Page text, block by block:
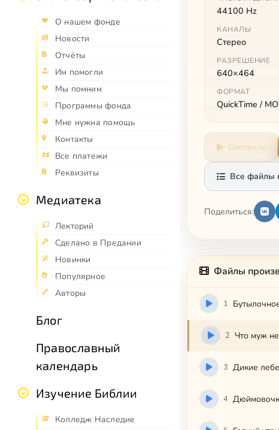
О нашем фонде
Новости
Отчёты
Им помогли
Мы помним
Программы фонда
Мне нужна помощь
Контакты
Все платежи
Реквизиты
Медиатека
Лекторий
Сделано в Предании
Новинки
Популярное
Авторы
Блог
Православный
календарь
Изучение Библии
Колледж Наследие
44100 Hz
КАНАЛЫ
Стерео
РАЗРЕШЕНИЕ
640×464
ФОРМАТ
QuickTime /
Смотреть
Все файлы
Поделиться:
Файлы
1
2 Что муж
3 Дикие
4